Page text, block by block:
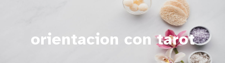
orientacion con tarot